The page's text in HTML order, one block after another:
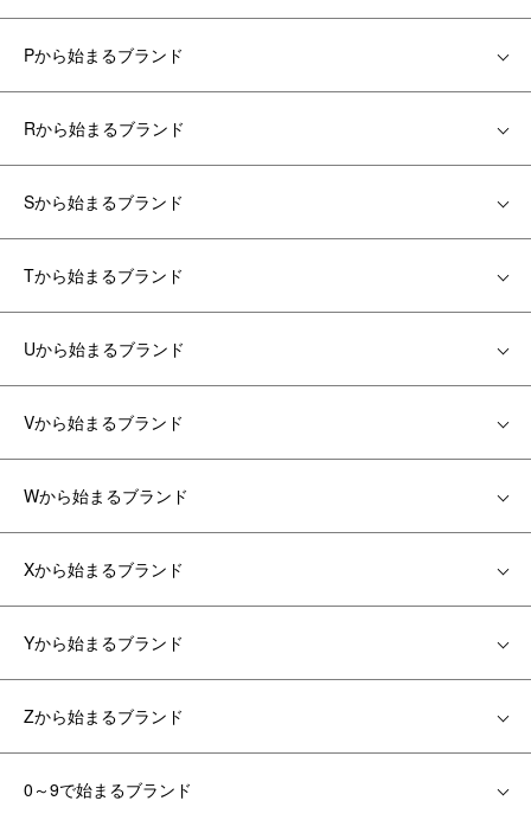
Pから始まるブランド
Rから始まるブランド
Sから始まるブランド
Tから始まるブランド
Uから始まるブランド
Vから始まるブランド
Wから始まるブランド
Xから始まるブランド
Yから始まるブランド
Zから始まるブランド
0～9で始まるブランド